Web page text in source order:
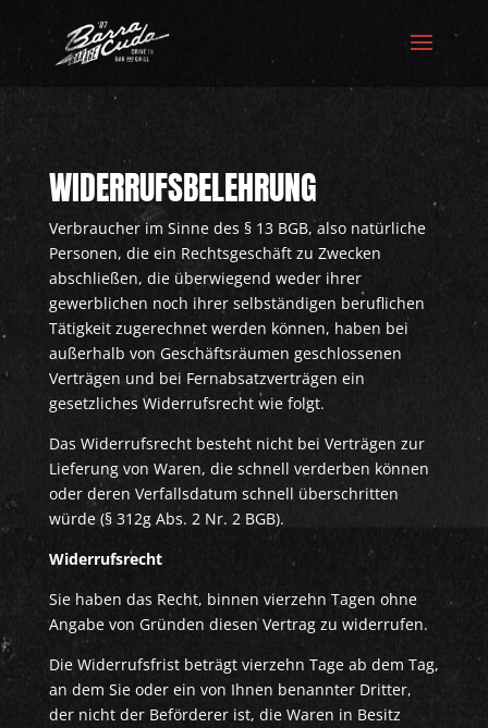
WIDERRUFSBELEHRUNG
Verbraucher im Sinne des § 13 BGB, also natürliche
Personen, die ein Rechtsgeschäft zu Zwecken
abschließen, die überwiegend weder ihrer
gewerblichen noch ihrer selbständigen beruflichen
Tätigkeit zugerechnet werden können, haben bei
außerhalb von Geschäftsräumen geschlossenen
Verträgen und bei Fernabsatzverträgen ein
gesetzliches Widerrufsrecht wie folgt.
Das Widerrufsrecht besteht nicht bei Verträgen zur
Lieferung von Waren, die schnell verderben können
oder deren Verfallsdatum schnell überschritten
würde (§ 312g Abs. 2 Nr. 2 BGB).
Widerrufsrecht
Sie haben das Recht, binnen vierzehn Tagen ohne
Angabe von Gründen diesen Vertrag zu widerrufen.
Die Widerrufsfrist beträgt vierzehn Tage ab dem Tag,
an dem Sie oder ein von Ihnen benannter Dritter,
der nicht der Beförderer ist, die Waren in Besitz